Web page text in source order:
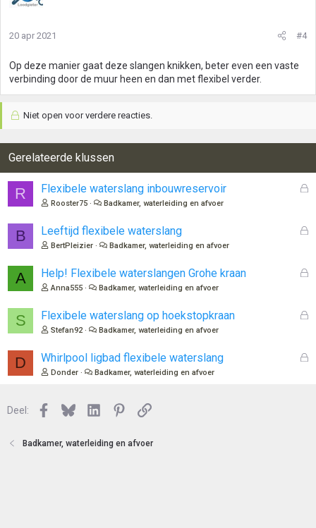
20 apr 2021 #4
Op deze manier gaat deze slangen knikken, beter even een vaste
verbinding door de muur heen en dan met flexibel verder.
Niet open voor verdere reacties.
Gerelateerde klussen
R
G
n
Flexibele waterslang inbouwreservoir
Rooster75 Badkamer, waterleiding en afvoer
B
G
n
Leeftijd flexibele waterslang
BertPleizier Badkamer, waterleiding en afvoer
A
G
n
Help! Flexibele waterslangen Grohe kraan
Anna555 Badkamer, waterleiding en afvoer
S
G
Flexibele waterslang op hoekstopkraan
Stefan92 Badkamer, waterleiding en afvoer
D
G
Whirlpool ligbad flexibele waterslang
Donder Badkamer, waterleiding en afvoer
Deel: Facebook
BlueskyLinkedInPinterest
Link
Badkamer, waterleiding en afvoer